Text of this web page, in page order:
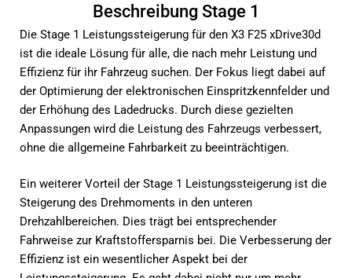
Beschreibung Stage 1
Die Stage 1 Leistungssteigerung für den X3 F25 xDrive30d
ist die ideale Lösung für alle, die nach mehr Leistung und
Effizienz für ihr Fahrzeug suchen. Der Fokus liegt dabei auf
der Optimierung der elektronischen Einspritzkennfelder und
der Erhöhung des Ladedrucks. Durch diese gezielten
Anpassungen wird die Leistung des Fahrzeugs verbessert,
ohne die allgemeine Fahrbarkeit zu beeinträchtigen.
Ein weiterer Vorteil der Stage 1 Leistungssteigerung ist die
Steigerung des Drehmoments in den unteren
Drehzahlbereichen. Dies trägt bei entsprechender
Fahrweise zur Kraftstoffersparnis bei. Die Verbesserung der
Effizienz ist ein wesentlicher Aspekt bei der